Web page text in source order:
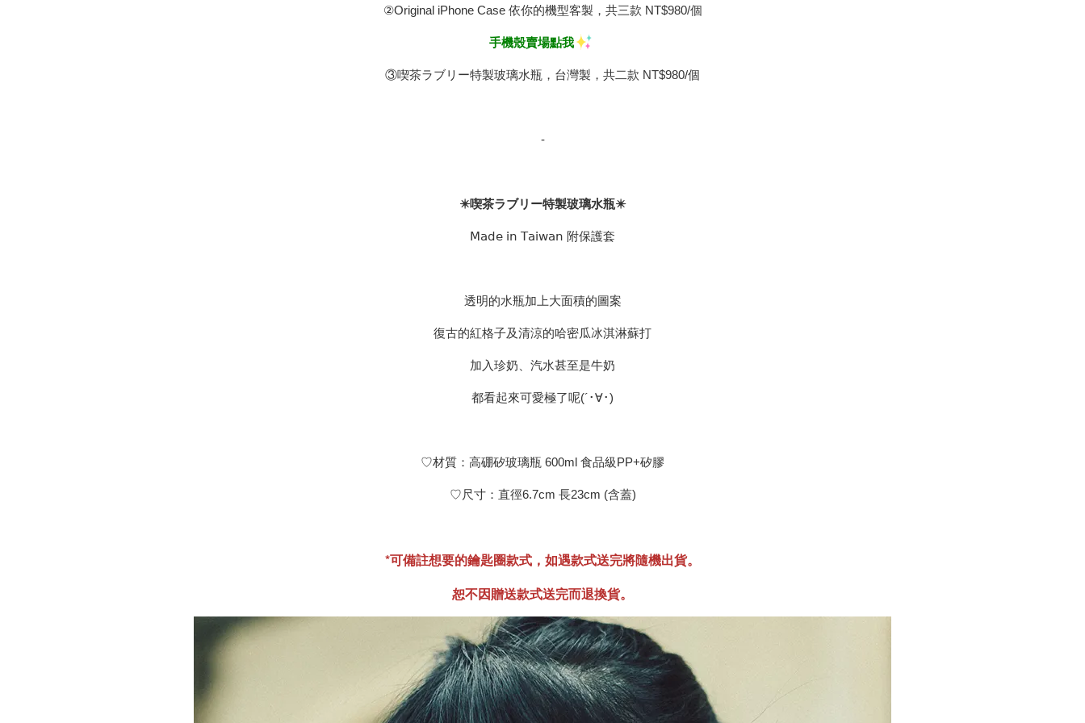
②Original iPhone Case 依你的機型客製，共三款 NT$980/個
手機殼賣場點我
③喫茶ラブリー特製玻璃水瓶，台灣製，共二款 NT$980/個
-
✴️喫茶ラブリー特製玻璃水瓶✴️
𝖬𝖺𝖽𝖾 𝗂𝗇 𝖳𝖺𝗂𝗐𝖺𝗇 附保護套
透明的水瓶加上大面積的圖案
復古的紅格子及清涼的哈密瓜冰淇淋蘇打
加入珍奶、汽水甚至是牛奶
都看起來可愛極了呢(´･∀･)
♡材質：高硼矽玻璃瓶 600ml 食品級PP+矽膠
♡尺寸：直徑6.7cm 長23cm (含蓋)
*可備註想要的鑰匙圈款式，如遇款式送完將隨機出貨。
恕不因贈送款式送完而退換貨。